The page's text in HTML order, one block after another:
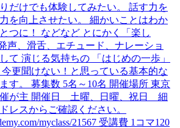
だけでも体験してみたい。 話す力を
を向上させたい。 細かいことはわか
つに！ などなど とにかく「楽し
声、滑舌、エチュード、ナレーショ
て 演じる気持ちの 「はじめの一歩」
更聞けない！と思っている基本的な
す。 募集数 5名～10名 開催場所 東京
が主 開催日 土曜、日曜、祝日 細
レスからご確認ください。
myclass/21567 受講費 1コマ120